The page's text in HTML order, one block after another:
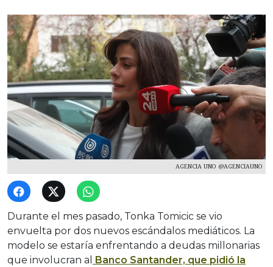
AGENCIA UNO @AGENCIAUNO
Durante el mes pasado, Tonka Tomicic se vio
envuelta por dos nuevos escándalos mediáticos. La
modelo se estaría enfrentando a deudas millonarias
que involucran al
Banco Santander, que pidió la